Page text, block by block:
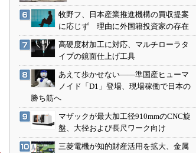
牧野フ、日本産業推進機構の買収提案
に応じず 理由に外国籍投資家の存在
高硬度材加工に対応、マルチローラタ
イプの鏡面仕上げ工具
あえて歩かせない――準国産ヒューマ
ノイド「D1」登場、現場稼働で日本の
勝ち筋へ
マザックが最大加工径910mmのCNC旋
盤、大径および長尺ワーク向け
三菱電機が知的財産活用を拡大、金属